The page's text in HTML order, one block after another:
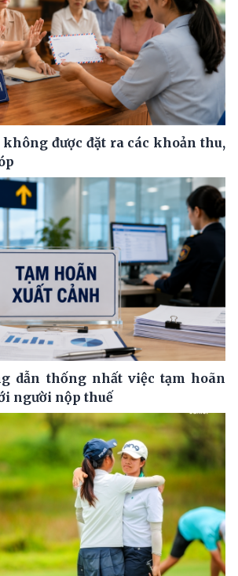
được đặt ra các khoản thu,
dẫn thống nhất việc tạm hoãn
người nộp thuế